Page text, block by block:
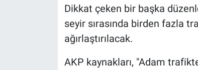
Dikkat çeken bir başka
seyir sırasında birden fazla
ağırlaştırılacak.
AKP kaynakları, "Adam
Yerel Gündem